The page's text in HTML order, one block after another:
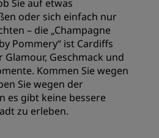
Sie auf etwas
oder sich einfach nur
– die „Champagne
Pommery“ ist Cardiffs
Geschmack und
Kommen Sie wegen
Sie wegen der
es gibt keine bessere
zu erleben.